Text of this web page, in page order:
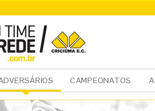
CAMPEONATOS
CRICIÚMA